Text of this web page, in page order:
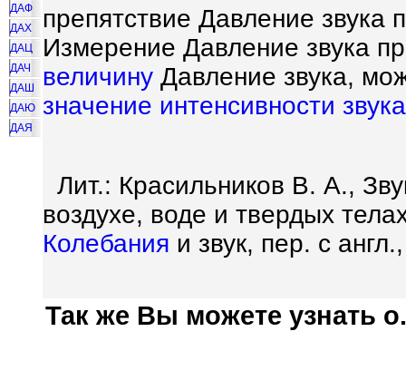
ДАФ
ДАХ
ДАЦ
ДАЧ
ДАШ
ДАЮ
ДАЯ
препятствие Давление звука
Измерение Давление звука
величину Давление звука,
значение интенсивности звука
Лит.: Красильников В. А.,
воздухе, воде и твердых
Колебания и звук, пер. с
Так же Вы можете узнать